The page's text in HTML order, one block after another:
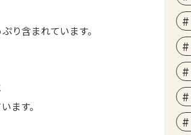
り含まれています。
ます。